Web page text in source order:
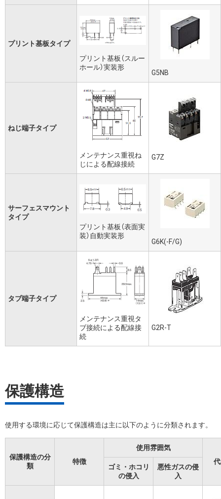
プリント基板タイプ
プリント基板（スルー
ホール）実装形
G5NB
ねじ端子タイプ
メンテナンス重視ね
じによる配線接続
G7Z
サーフェスマウント
タイプ
プリント基板（表面実
装）自動実装形
G6K(-F/G)
タブ端子タイプ
メンテナンス重視タ
ブ接続による配線接
続
G2R-T
保護構造
使用する環境に応じて保護構造は主に以下のように分類されます。
保護構造の分
類
特徴
使用雰囲気
ゴミ・ホコリ
の侵入
悪性ガスの侵
入